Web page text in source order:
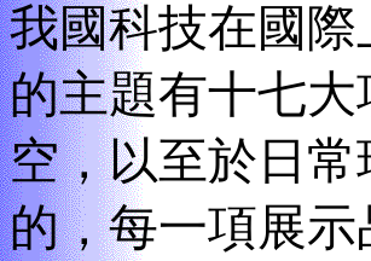
我國科技在國
的主題有十七
空，以至於日
的，每一項展